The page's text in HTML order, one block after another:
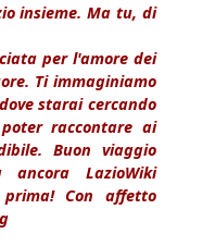
insieme. Ma tu, di
per l'amore dei
Ti immaginiamo
starai cercando
raccontare ai
Buon viaggio
LazioWiki
Con affetto